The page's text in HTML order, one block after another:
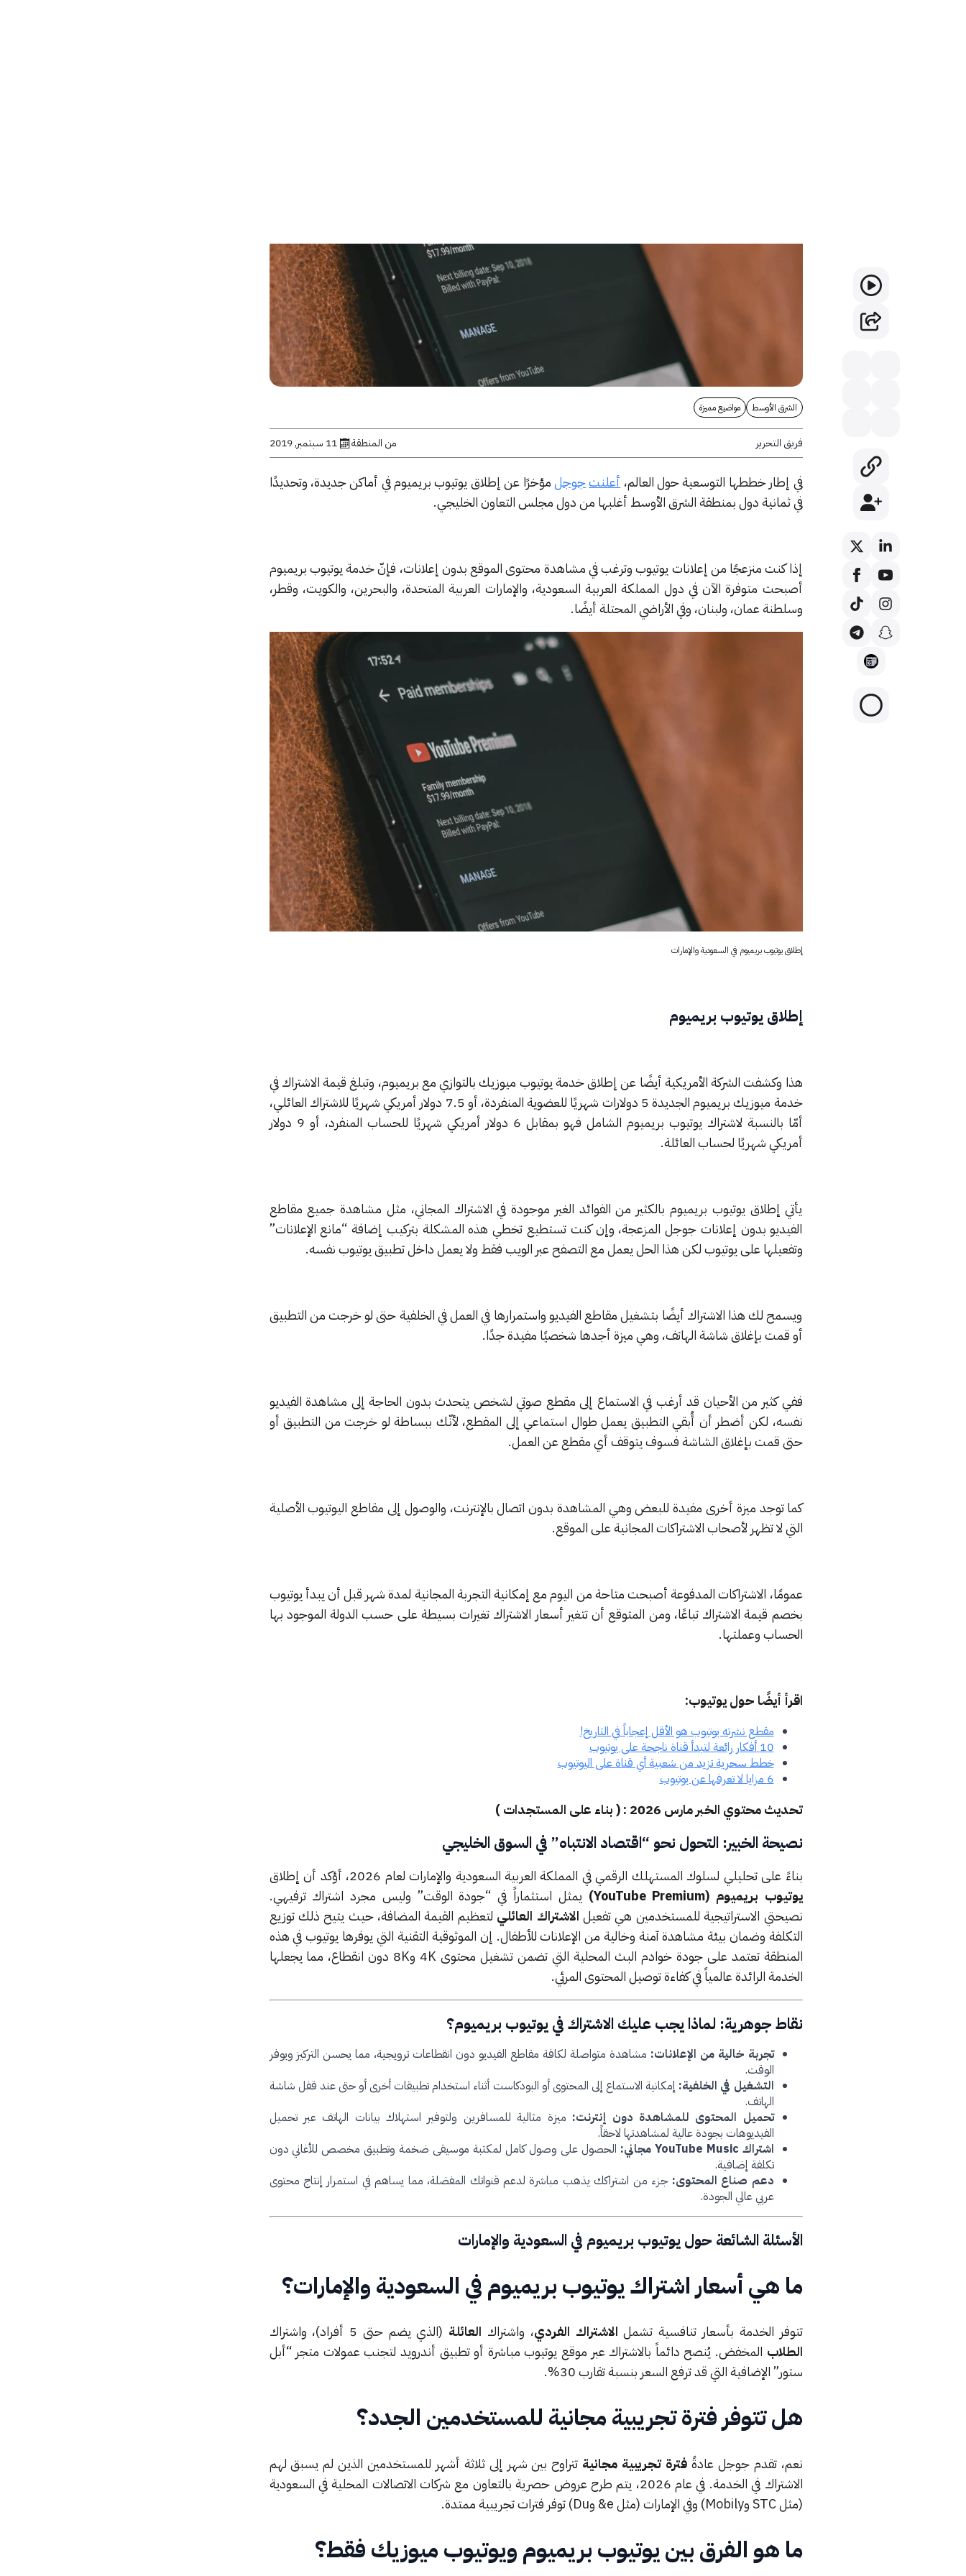
الشرق الأوسط مواضيع مميزة
فريق التحرير من المنطقة 11 سبتمبر, 2019
في إطار خططها التوسعية حول العالم، أعلنتجوجلمؤخرًا عن إطلاق يوتيوب بريميوم في أماكن جديدة، وتحديدًا
في ثمانية دول بمنطقة الشرق الأوسط أغلبها من دول مجلس التعاون الخليجي.
إذا كنت منزعجًا من إعلانات يوتيوب وترغب في مشاهدة محتوى الموقع بدون إعلانات، فإنّ خدمة يوتيوب بريميوم
أصبحت متوفرة الآن في دول المملكة العربية السعودية، والإمارات العربية المتحدة، والبحرين، والكويت، وقطر،
وسلطنة عمان، ولبنان، وفي الأراضي المحتلة أيضًا.
إطلاق يوتيوب بريميوم في السعودية والإمارات
إطلاق يوتيوب بريميوم
هذا وكشفت الشركة الأمريكية أيضًا عن إطلاق خدمة يوتيوب ميوزيك بالتوازي مع بريميوم، وتبلغ قيمة الاشتراك في
خدمة ميوزيك بريميوم الجديدة 5 دولارات شهريًا للعضوية المنفردة، أو 7.5 دولار أمريكي شهريًا للاشتراك العائلي،
أمّا بالنسبة لاشتراك يوتيوب بريميوم الشامل فهو بمقابل 6 دولار أمريكي شهريًا للحساب المنفرد، أو 9 دولار
أمريكي شهريًا لحساب العائلة.
يأتي إطلاق يوتيوب بريميوم بالكثير من الفوائد الغير موجودة في الاشتراك المجاني، مثل مشاهدة جميع مقاطع
الفيديو بدون إعلانات جوجل المزعجة، وإن كنت تستطيع تخطي هذه المشكلة بتركيب إضافة “مانع الإعلانات”
وتفعيلها على يوتيوب لكن هذا الحل يعمل مع التصفح عبر الويب فقط ولا يعمل داخل تطبيق يوتيوب نفسه.
ويسمح لك هذا الاشتراك أيضًا بتشغيل مقاطع الفيديو واستمرارها في العمل في الخلفية حتى لو خرجت من التطبيق
أو قمت بإغلاق شاشة الهاتف، وهي ميزة أجدها شخصيًا مفيدة جدًا.
ففي كثير من الأحيان قد أرغب في الاستماع إلى مقطع صوتي لشخص يتحدث بدون الحاجة إلى مشاهدة الفيديو
نفسه، لكن أضطر أن أُبقي التطبيق يعمل طوال استماعي إلى المقطع، لأنّك ببساطة لو خرجت من التطبيق أو
حتى قمت بإغلاق الشاشة فسوف يتوقف أي مقطع عن العمل.
كما توجد ميزة أخرى مفيدة للبعض وهي المشاهدة بدون اتصال بالإنترنت، والوصول إلى مقاطع اليوتيوب الأصلية
التي لا تظهر لأصحاب الاشتراكات المجانية على الموقع.
عمومًا، الاشتراكات المدفوعة أصبحت متاحة من اليوم مع إمكانية التجربة المجانية لمدة شهر قبل أن يبدأ يوتيوب
بخصم قيمة الاشتراك تباعًا، ومن المتوقع أن تتغير أسعار الاشتراك تغيرات بسيطة على حسب الدولة الموجود بها
الحساب وعملتها.
اقرأ أيضًا حول يوتيوب:
مقطع نشرته يوتيوب هو الأقل إعجاباً في التاريخ!
10 أفكار رائعة لتبدأ قناة ناجحة على يوتيوب
خطط سحرية تزيد من شعبية أي قناة على اليوتيوب
6 مزايا لا تعرفها عن يوتيوب
تحديث محتوي الخبر مارس 2026 : ( بناء على المستجدات )
نصيحة الخبير: التحول نحو “اقتصاد الانتباه” في السوق الخليجي
بناءً على تحليلي لسلوك المستهلك الرقمي في المملكة العربية السعودية والإمارات لعام 2026، أؤكد أن إطلاق
يوتيوب بريميوم (YouTube Premium)
يمثل استثماراً في “جودة الوقت” وليس مجرد اشتراك ترفيهي.
نصيحتي الاستراتيجية للمستخدمين هي تفعيل الاشتراك العائلي لتعظيم القيمة المضافة، حيث يتيح ذلك توزيع
التكلفة وضمان بيئة مشاهدة آمنة وخالية من الإعلانات للأطفال. إن الموثوقية التقنية التي يوفرها يوتيوب في هذه
المنطقة تعتمد على جودة خوادم البث المحلية التي تضمن تشغيل محتوى 4K و8K دون انقطاع، مما يجعلها
الخدمة الرائدة عالمياً في كفاءة توصيل المحتوى المرئي.
نقاط جوهرية: لماذا يجب عليك الاشتراك في يوتيوب بريميوم؟
تجربة خالية من الإعلانات: مشاهدة متواصلة لكافة مقاطع الفيديو دون انقطاعات ترويجية، مما يحسن التركيز ويوفر
الوقت.
التشغيل في الخلفية: إمكانية الاستماع إلى المحتوى أو البودكاست أثناء استخدام تطبيقات أخرى أو حتى عند قفل شاشة
الهاتف.
تحميل المحتوى للمشاهدة دون إنترنت: ميزة مثالية للمسافرين ولتوفير استهلاك بيانات الهاتف عبر تحميل
الفيديوهات بجودة عالية لمشاهدتها لاحقاً.
اشتراك YouTube Music مجاني:
الحصول على وصول كامل لمكتبة موسيقى ضخمة وتطبيق مخصص للأغاني دون
تكلفة إضافية.
دعم صناع المحتوى: جزء من اشتراكك يذهب مباشرة لدعم قنواتك المفضلة، مما يساهم في استمرار إنتاج محتوى
عربي عالي الجودة.
الأسئلة الشائعة حول يوتيوب بريميوم في السعودية والإمارات
ما هي أسعار اشتراك يوتيوب بريميوم في السعودية والإمارات؟
تتوفر الخدمة بأسعار تنافسية تشمل الاشتراك الفردي، واشتراك العائلة (الذي يضم حتى 5 أفراد)، واشتراك
الطلاب المخفض. يُنصح دائماً بالاشتراك عبر موقع يوتيوب مباشرة أو تطبيق أندرويد لتجنب عمولات متجر “أبل
ستور” الإضافية التي قد ترفع السعر بنسبة تقارب 30%.
هل تتوفر فترة تجريبية مجانية للمستخدمين الجدد؟
نعم، تقدم جوجل عادةً فترة تجريبية مجانية تتراوح بين شهر إلى ثلاثة أشهر للمستخدمين الذين لم يسبق لهم
الاشتراك في الخدمة. في عام 2026، يتم طرح عروض حصرية بالتعاون مع شركات الاتصالات المحلية في السعودية
(مثل STC وMobily) وفي الإمارات (مثل e& وDu) توفر فترات تجريبية ممتدة.
ما هو الفرق بين يوتيوب بريميوم ويوتيوب ميوزيك فقط؟